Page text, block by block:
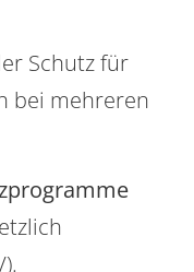
Schutz für
bei mehreren